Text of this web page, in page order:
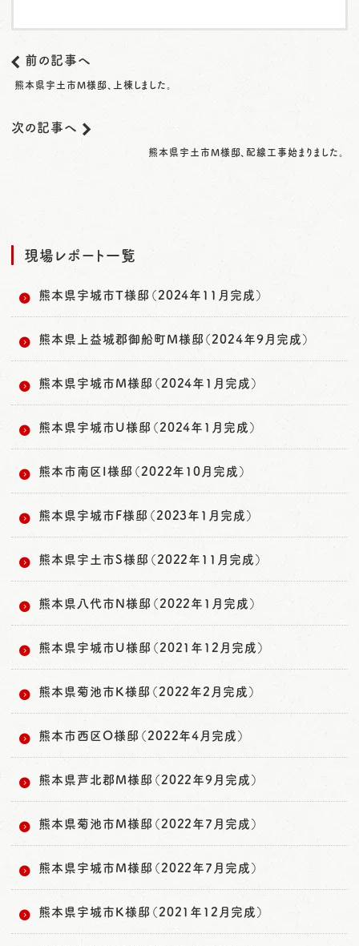
前の記事へ
熊本県宇土市M様邸、上棟しました。
次の記事へ
熊本県宇土市M様邸、配線工事始まりました。
現場レポート一覧
熊本県宇城市T様邸（2024年11月完成）
熊本県上益城郡御船町M様邸（2024年9月完成）
熊本県宇城市M様邸（2024年1月完成）
熊本県宇城市U様邸（2024年1月完成）
熊本市南区I様邸（2022年10月完成）
熊本県宇城市F様邸（2023年1月完成）
熊本県宇土市S様邸（2022年11月完成）
熊本県八代市N様邸（2022年1月完成）
熊本県宇城市U様邸（2021年12月完成）
熊本県菊池市K様邸（2022年2月完成）
熊本市西区O様邸（2022年4月完成）
熊本県芦北郡M様邸（2022年9月完成）
熊本県菊池市M様邸（2022年7月完成）
熊本県宇城市M様邸（2022年7月完成）
熊本県宇城市K様邸（2021年12月完成）